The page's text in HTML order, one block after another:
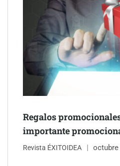
inmobiliarios: hasta 82% de
Gestoría Online reduce a unas
Regalos
importante
Revista ÉXITOIDEA octubre